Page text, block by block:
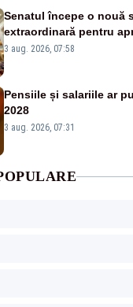
Senatul începe o nouă
extraordinară pentru
jaloane din PNRR
3 aug. 2026, 07:58
Pensiile și salariile ar
2028
3 aug. 2026, 07:31